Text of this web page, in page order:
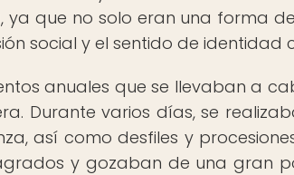
que no solo eran una forma
social y el sentido de identidad
anuales que se llevaban a
Durante varios días, se
así como desfiles y
y gozaban de una gran